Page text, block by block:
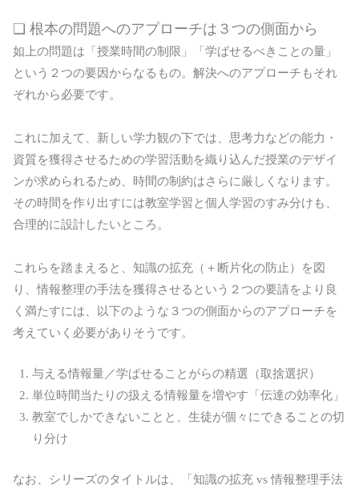
❏ 根本の問題へのアプローチは３つの側面から
如上の問題は「授業時間の制限」「学ばせるべきことの量」
という２つの要因からなるもの。解決へのアプローチもそれ
ぞれから必要です。
これに加えて、新しい学力観の下では、思考力などの能力・
資質を獲得させるための学習活動を織り込んだ授業のデザイ
ンが求められるため、時間の制約はさらに厳しくなります。
その時間を作り出すには教室学習と個人学習のすみ分けも、
合理的に設計したいところ。
これらを踏まえると、知識の拡充（＋断片化の防止）を図
り、情報整理の手法を獲得させるという２つの要請をより良
く満たすには、以下のような３つの側面からのアプローチを
考えていく必要がありそうです。
与える情報量／学ばせることがらの精選（取捨選択）
単位時間当たりの扱える情報量を増やす「伝達の効率化」
教室でしかできないことと、生徒が個々にできることの切
り分け
なお、シリーズのタイトルは、「知識の拡充 vs 情報整理手法